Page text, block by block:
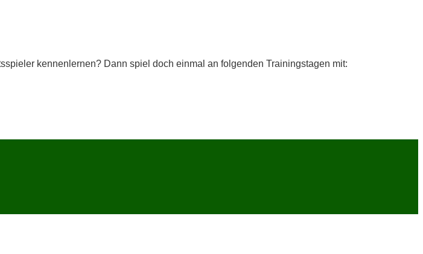
ken­nen­ler­nen? Dann spiel doch ein­mal an fol­gen­den Trai­nings­ta­gen mit: